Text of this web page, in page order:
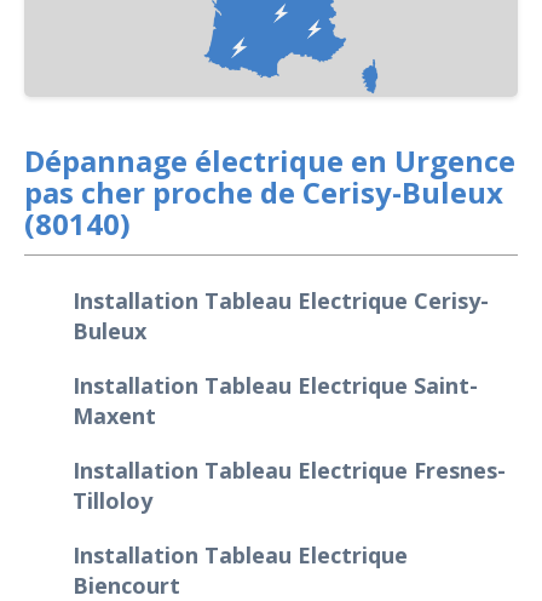
Dépannage électrique en Urgence
pas cher proche de Cerisy-Buleux
(80140)
Installation Tableau Electrique Cerisy-
Buleux
Installation Tableau Electrique Saint-
Maxent
Installation Tableau Electrique Fresnes-
Tilloloy
Installation Tableau Electrique
Biencourt